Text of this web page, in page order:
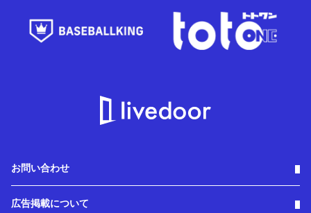
お問い合わせ
広告掲載について